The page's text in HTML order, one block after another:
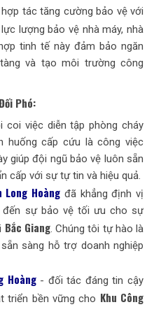
tác tăng cường bảo vệ với
lượng bảo vệ nhà máy, nhà
tinh tế này đảm bảo ngăn
và tạo môi trường công
Phó:
coi việc diễn tập phòng cháy
huống cấp cứu là công việc
giúp đội ngũ bảo vệ luôn sẵn
cấp với sự tự tin và hiệu quả.
Long Hoàng đã khẳng định vị
sự bảo vệ tối ưu cho sự
Bắc Giang. Chúng tôi tự hào là
sàng hỗ trợ doanh nghiệp
Hoàng- đối tác đáng tin cậy
triển bền vững cho Khu Công